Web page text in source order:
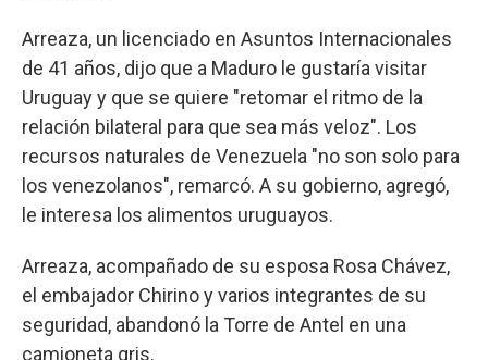
Arreaza, un licenciado en Asuntos Internacionales
de 41 años, dijo que a Maduro le gustaría visitar
Uruguay y que se quiere "retomar el ritmo de la
relación bilateral para que sea más veloz". Los
recursos naturales de Venezuela "no son solo para
los venezolanos", remarcó. A su gobierno, agregó,
le interesa los alimentos uruguayos.
Arreaza, acompañado de su esposa Rosa Chávez,
el embajador Chirino y varios integrantes de su
seguridad, abandonó la Torre de Antel en una
camioneta gris.